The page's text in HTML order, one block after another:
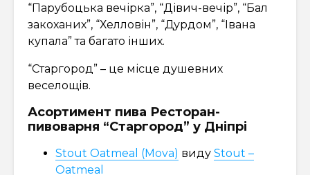
“Парубоцька вечірка”, “Дівич-вечір”, “Бал
закоханих”, “Хелловін”, “Дурдом”, “Івана
купала” та багато інших.
“Старгород” – це місце душевних
веселощів.
Асортимент пива Ресторан-
пивоварня “Старгород” у Дніпрі
Stout Oatmeal (Mova) виду Stout –
Oatmeal